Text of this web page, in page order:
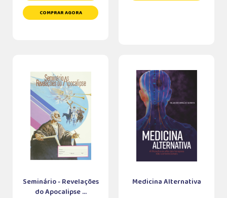
COMPRAR AGORA
Seminário - Revelações
do Apocalipse ...
Medicina Alternativa